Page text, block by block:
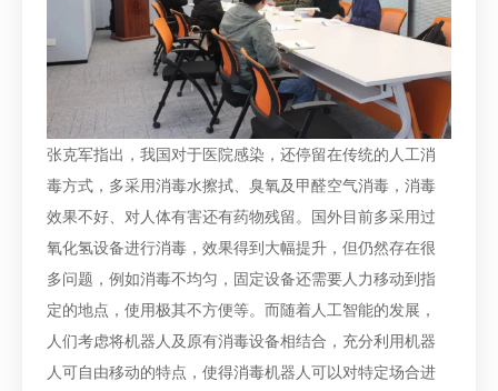
张克军指出，我国对于医院感染，还停留在传统的人工消
毒方式，多采用消毒水擦拭、臭氧及甲醛空气消毒，消毒
效果不好、对人体有害还有药物残留。国外目前多采用过
氧化氢设备进行消毒，效果得到大幅提升，但仍然存在很
多问题，例如消毒不均匀，固定设备还需要人力移动到指
定的地点，使用极其不方便等。而随着人工智能的发展，
人们考虑将机器人及原有消毒设备相结合，充分利用机器
人可自由移动的特点，使得消毒机器人可以对特定场合进